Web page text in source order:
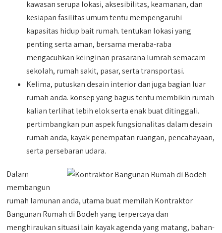
kawasan serupa lokasi, aksesibilitas, keamanan, dan
kesiapan fasilitas umum tentu mempengaruhi
kapasitas hidup bait rumah. tentukan lokasi yang
penting serta aman, bersama meraba-raba
mengacuhkan keinginan prasarana lumrah semacam
sekolah, rumah sakit, pasar, serta transportasi.
Kelima, putuskan desain interior dan juga bagian luar
rumah anda. konsep yang bagus tentu membikin rumah
kalian terlihat lebih elok serta enak buat ditinggali.
pertimbangkan pun aspek fungsionalitas dalam desain
rumah anda, kayak penempatan ruangan, pencahayaan,
serta persebaran udara.
Dalam
membangun
rumah lamunan anda, utama buat memilah Kontraktor
Bangunan Rumah di Bodeh yang terpercaya dan
menghiraukan situasi lain kayak agenda yang matang, bahan-